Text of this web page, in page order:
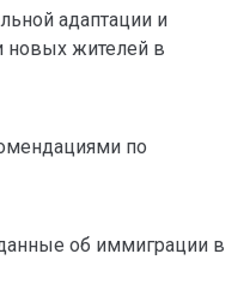
адаптации и
новых жителей в
по
данные об иммиграции в